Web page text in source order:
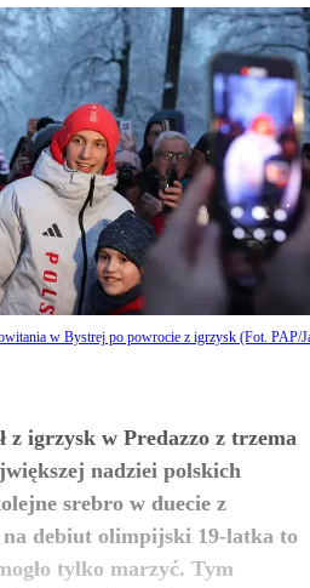
w Bystrej po powrocie z igrzysk (Fot. PAP/
z igrzysk w Predazzo z trzema
nadziei polskich
srebro w duecie z
na debiut olimpijski 19-latka to
tylko marzyć. Tym